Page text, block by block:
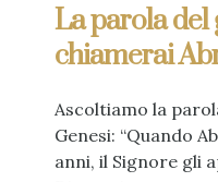
La parola del
chiamerai
Ascoltiamo la
Genesi: “Quando
anni, il Signore gli